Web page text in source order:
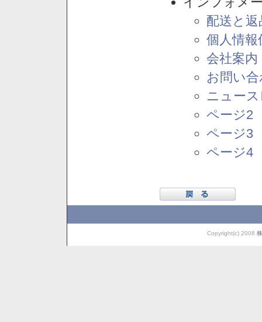
配送と
個人情報
会社案内
お問い
ニュー
ページ2
ページ3
ページ4
Copyright(c) 2008